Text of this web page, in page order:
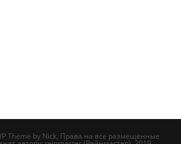
Theme by Nick, Права на все размещенные